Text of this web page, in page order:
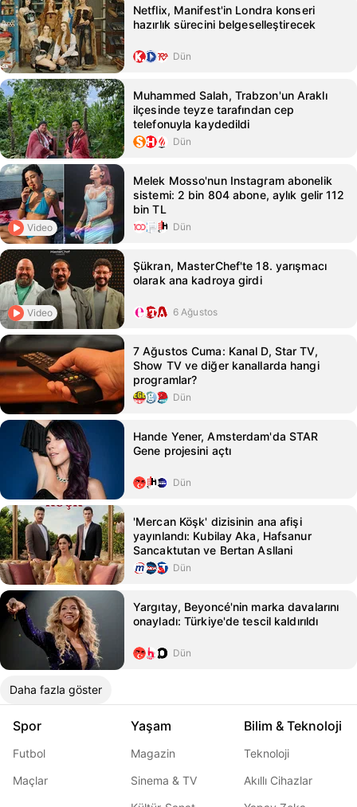
Netflix, Manifest'in Londra konseri
hazırlık sürecini belgeselleştirecek
Dün
Muhammed Salah, Trabzon'un Araklı
ilçesinde teyze tarafından cep
telefonuyla kaydedildi
Dün
Video
Melek Mosso'nun Instagram abonelik
sistemi: 2 bin 804 abone, aylık gelir 112
bin TL
Dün
Video
Şükran, MasterChef'te 18. yarışmacı
olarak ana kadroya girdi
6 Ağustos
7 Ağustos Cuma: Kanal D, Star TV,
Show TV ve diğer kanallarda hangi
programlar?
Dün
Hande Yener, Amsterdam'da STAR
Gene projesini açtı
Dün
'Mercan Köşk' dizisinin ana afişi
yayınlandı: Kubilay Aka, Hafsanur
Sancaktutan ve Bertan Asllani
Dün
Yargıtay, Beyoncé'nin marka davalarını
onayladı: Türkiye'de tescil kaldırıldı
Dün
Daha fazla göster
Spor
Futbol
Maçlar
Yaşam
Magazin
Sinema & TV
Bilim & Teknoloji
Teknoloji
Akıllı Cihazlar